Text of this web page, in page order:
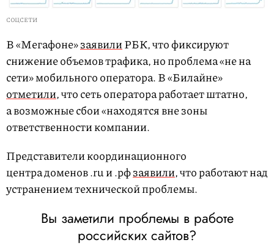
СОЦСЕТИ
В «Мегафоне»заявилиРБК, что фиксируют
снижение объемов трафика, но проблема «не на
сети» мобильного оператора. В «Билайне»
отметили, что сеть оператора работает штатно,
а возможные сбои «находятся вне зоны
ответственности компании.
Представители координационного
центра доменов .ru и .рфзаявили, что работают над
устранением технической проблемы.
Вы заметили проблемы в работе
российских сайтов?